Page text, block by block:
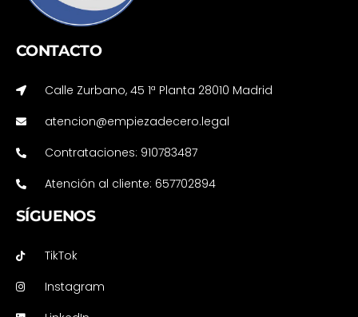
CONTACTO
Calle Zurbano, 45 1ª Planta 28010 Madrid
atencion@empiezadecero.legal
Contrataciones: 910783487
Atención al cliente: 657702894
SÍGUENOS
TikTok
Instagram